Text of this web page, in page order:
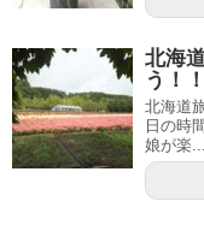
北海
う！！
北海道
日の時
娘が楽...